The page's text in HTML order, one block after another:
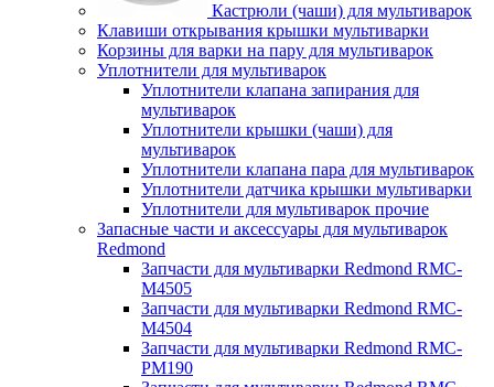
Кастрюли (чаши) для мультиварок
Клавиши открывания крышки мультиварки
Корзины для варки на пару для мультиварок
Уплотнители для мультиварок
Уплотнители клапана запирания для
мультиварок
Уплотнители крышки (чаши) для
мультиварок
Уплотнители клапана пара для мультиварок
Уплотнители датчика крышки мультиварки
Уплотнители для мультиварок прочие
Запасные части и аксессуары для мультиварок
Redmond
Запчасти для мультиварки Redmond RMC-
M4505
Запчасти для мультиварки Redmond RMC-
M4504
Запчасти для мультиварки Redmond RMC-
PM190